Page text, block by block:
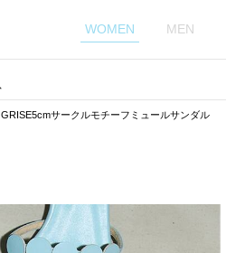
WOMEN MEN
GRISE5cmサークルモチーフミュールサンダル